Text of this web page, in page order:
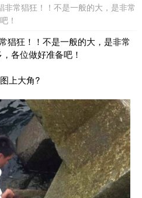
非常猖狂！！不是一般的大，是非常
！
猖狂！！不是一般的大，是非常
各位做好准备吧！
上大角?